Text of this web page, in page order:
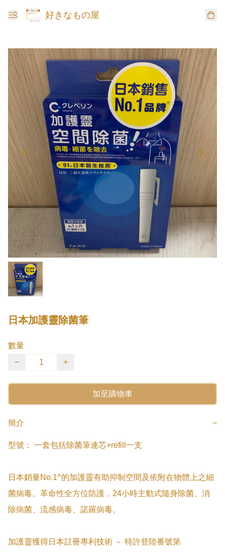
好きなもの屋
日本加護靈除菌筆
數量
−
+
加至購物車
簡介 −
型號： 一套包括除菌筆連芯+refill一支
日本銷量No.1^的加護靈有助抑制空間及依附在物體上之細
菌病毒。革命性全方位防護，24小時主動式隨身除菌、消
除病菌、流感病毒、諾羅病毒。
加護靈獲得日本註冊專利技術 － 特許登陸番號第